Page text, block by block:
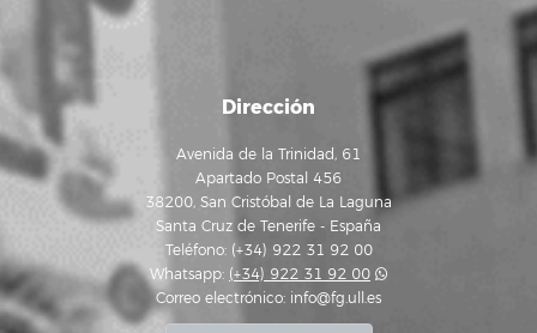
Dirección
Avenida de la Trinidad, 61
Apartado Postal 456
38200, San Cristóbal de La Laguna
Santa Cruz de Tenerife - España
Teléfono: (+34) 922 31 92 00
Whatsapp: (+34) 922 31 92 00
Correo electrónico: info@fg.ull.es